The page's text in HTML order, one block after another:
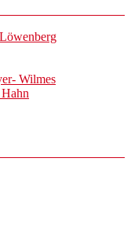
Wilmes